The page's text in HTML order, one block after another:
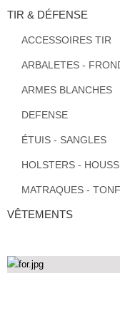
TIR & DÉFENSE
ACCESSOIRES TIR
ARBALETES -
ARMES BLANCHES
DEFENSE
ÉTUIS - SANGLES
HOLSTERS -
MATRAQUES -
VÊTEMENTS